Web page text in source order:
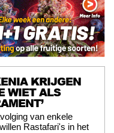
KRIJGEN
WIET ALS
van enkele
Rastafari's in het